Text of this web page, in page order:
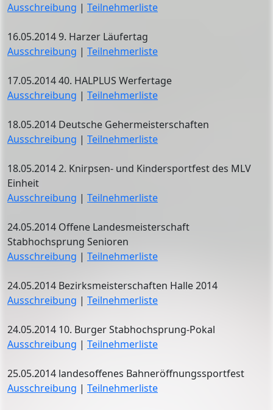
Ausschreibung | Teilnehmerliste
16.05.2014 9. Harzer Läufertag
Ausschreibung | Teilnehmerliste
17.05.2014 40. HALPLUS Werfertage
Ausschreibung | Teilnehmerliste
18.05.2014 Deutsche Gehermeisterschaften
Ausschreibung | Teilnehmerliste
18.05.2014 2. Knirpsen- und Kindersportfest des MLV
Einheit
Ausschreibung | Teilnehmerliste
24.05.2014 Offene Landesmeisterschaft
Stabhochsprung Senioren
Ausschreibung | Teilnehmerliste
24.05.2014 Bezirksmeisterschaften Halle 2014
Ausschreibung | Teilnehmerliste
24.05.2014 10. Burger Stabhochsprung-Pokal
Ausschreibung | Teilnehmerliste
25.05.2014 landesoffenes Bahneröffnungssportfest
Ausschreibung | Teilnehmerliste